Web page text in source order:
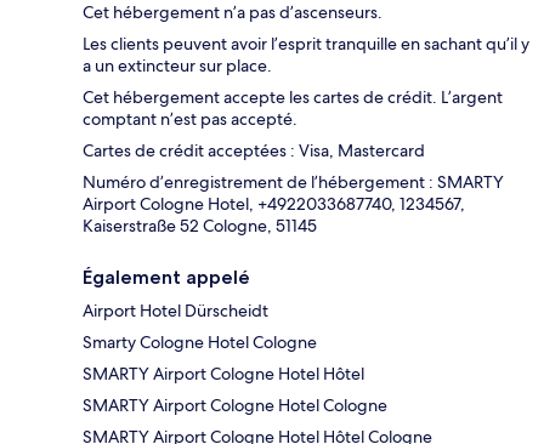
Cet hébergement n’a pas d’ascenseurs.
Les clients peuvent avoir l’esprit tranquille en sachant qu’il y
a un extincteur sur place.
Cet hébergement accepte les cartes de crédit. L’argent
comptant n’est pas accepté.
Cartes de crédit acceptées : Visa, Mastercard
Numéro d’enregistrement de l’hébergement : SMARTY
Airport Cologne Hotel, +4922033687740, 1234567,
Kaiserstraße 52 Cologne, 51145
Également appelé
Airport Hotel Dürscheidt
Smarty Cologne Hotel Cologne
SMARTY Airport Cologne Hotel Hôtel
SMARTY Airport Cologne Hotel Cologne
SMARTY Airport Cologne Hotel Hôtel Cologne